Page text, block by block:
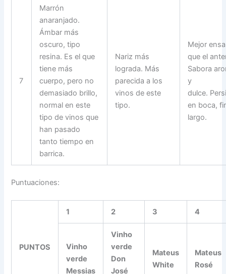
7
Marrón
anaranjado.
Ámbar más
oscuro, tipo
resina. Es el que
tiene más
cuerpo, pero no
demasiado brillo,
normal en este
tipo de vinos que
han pasado
tanto tiempo en
barrica.
Nariz más
lograda. Más
parecida a los
vinos de este
tipo.
Mejor
que el
Sabora
y
dulce.
en boca,
largo.
Puntuaciones:
PUNTOS
1 2 3 4
Vinho
verde
Messias
Vinho
verde
Don
José
Mateus
White
Mateus
Rosé